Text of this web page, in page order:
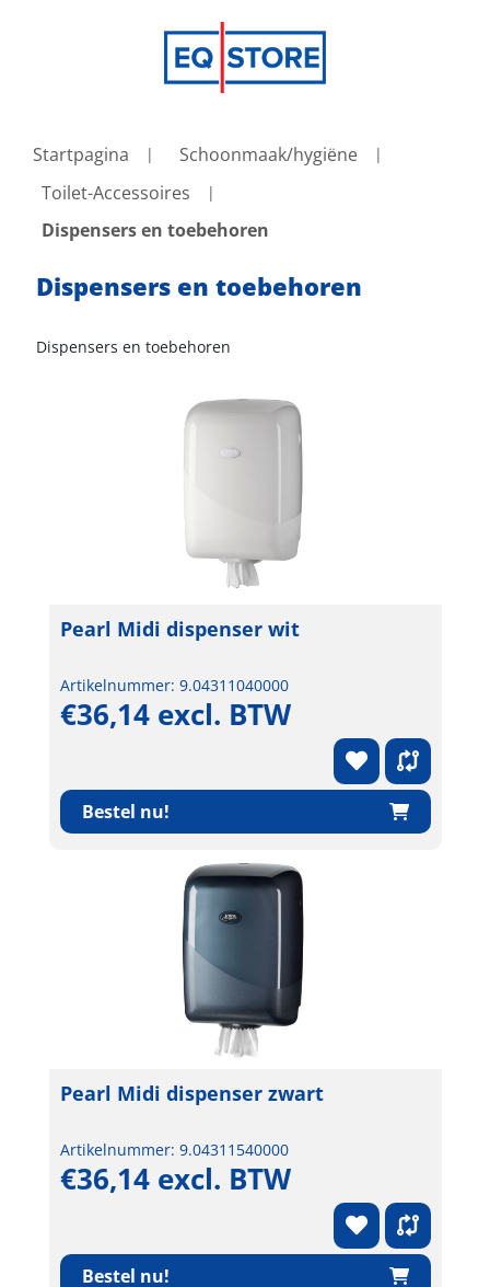
Startpagina
Schoonmaak/hygiëne
Toilet-Accessoires
Dispensers en toebehoren
Dispensers en toebehoren
Dispensers en toebehoren
Pearl Midi dispenser wit
Artikelnummer: 9.04311040000
€36,14 excl. BTW
Bestel nu!
Pearl Midi dispenser zwart
Artikelnummer: 9.04311540000
€36,14 excl. BTW
Bestel nu!